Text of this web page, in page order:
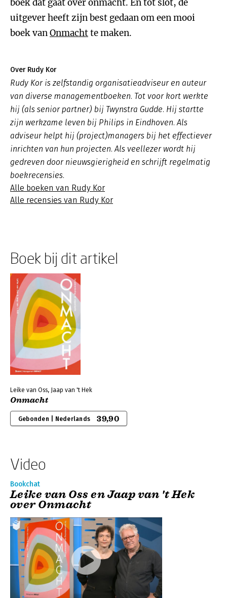
boek dat gaat over onmacht. En tot slot, de
uitgever heeft zijn best gedaan om een mooi
boek vanOnmachtte maken.
Over Rudy Kor
Rudy Kor is zelfstandig organisatieadviseur en auteur
van diverse managementboeken. Tot voor kort werkte
hij (als senior partner) bij Twynstra Gudde. Hij startte
zijn werkzame leven bij Philips in Eindhoven. Als
adviseur helpt hij (project)managers bij het effectiever
inrichten van hun projecten. Als veellezer wordt hij
gedreven door nieuwsgierigheid en schrijft regelmatig
boekrecensies.
Alle boeken van Rudy Kor
Alle recensies van Rudy Kor
Boek bij dit artikel
Leike van Oss, Jaap van 't Hek
Onmacht
Gebonden | Nederlands 39,90
Video
Bookchat
Leike van Oss en Jaap van 't Hek
over Onmacht